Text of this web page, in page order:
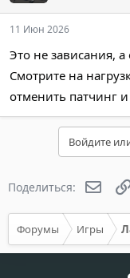
11 Июн 2026
Это не зависания,
Смотрите на
отменить патчинг
Войдите
Поделиться:
Форумы Игры